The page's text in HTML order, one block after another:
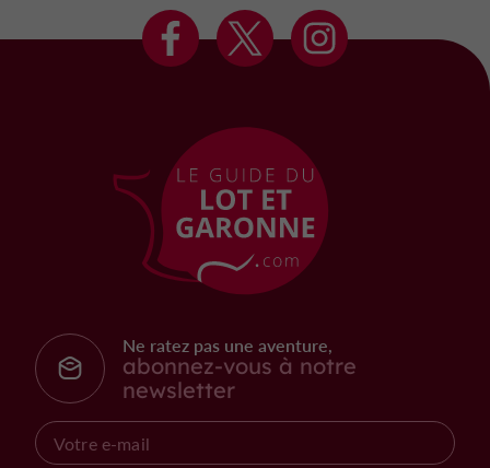
Ne ratez pas une aventure,
abonnez-vous à notre
newsletter